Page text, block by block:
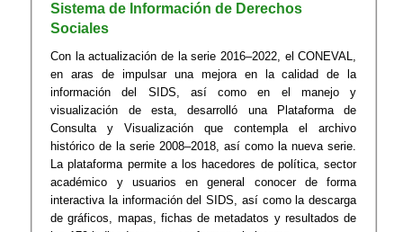
Sistema de Información de Derechos
Sociales
Con la actualización de la serie 2016–2022, el CONEVAL,
en aras de impulsar una mejora en la calidad de la
información del SIDS, así como en el manejo y
visualización de esta, desarrolló una Plataforma de
Consulta y Visualización que contempla el archivo
histórico de la serie 2008–2018, así como la nueva serie.
La plataforma permite a los hacedores de política, sector
académico y usuarios en general conocer de forma
interactiva la información del SIDS, así como la descarga
de gráficos, mapas, fichas de metadatos y resultados de